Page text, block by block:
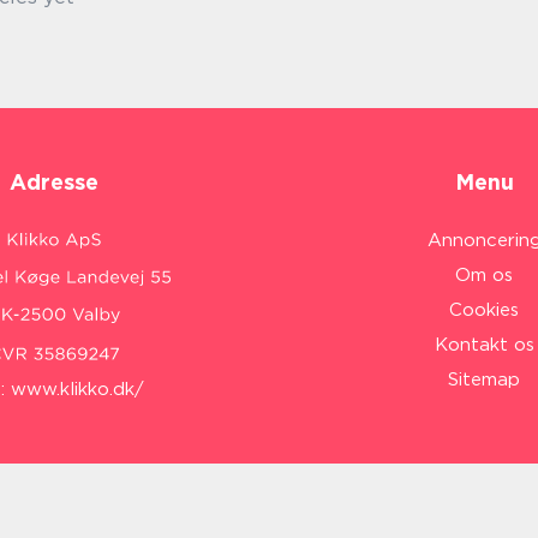
Adresse
www.klikko.dk/
Menu
Om os
Cookies
Kontakt os
Sitemap